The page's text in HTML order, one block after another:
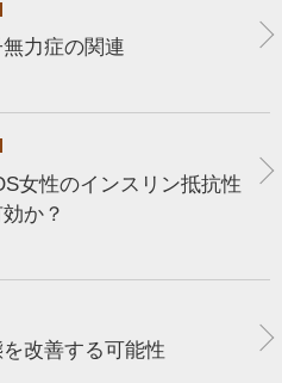
力症の関連
女性のインスリン抵抗性
か？
改善する可能性